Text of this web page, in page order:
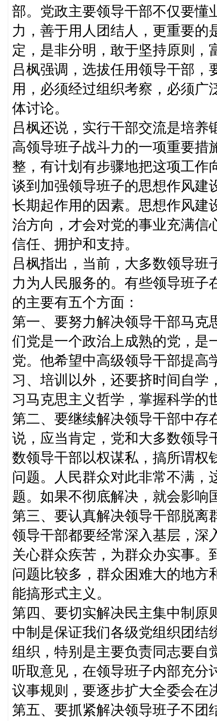
部。党政主要领导干部不仅要懂
力，善于用人团结人，更重要的
定，是非分明，敢于坚持原则，
吕枫强调，选拔任用领导干部
用，必须经过组织考察，必须广
体讨论。
吕枫还说，实行干部交流是培
高领导班子战斗力的一项重要措
整，有计划有步骤地把这项工作
谈到加强领导班子的思想作风建
长期起作用的因素。思想作风建
治方向，才会对党的事业充满信
信任、拥护和支持。
吕枫指出，当前，大多数领导
力为人民服务的。有些领导班子
的主要有五个方面：
第一、要努力解决领导干部马克
们党是一个政治上成熟的党，是
党。他希望中高级领导干部提高
习、培训以外，还要挤时间自学
习马克思主义哲学，掌握科学的
第二、要继续解决领导干部中存
说，应当肯定，党和大多数领导
数领导干部以权谋私，搞所谓权
问题。人民群众对此非常不满，
题。如果不彻底解决，就会影响
第三、要认真解决领导干部脱离
领导干部都要经常深入基层，深
关心群众疾苦，为群众办实事。
问题比较多，群众困难大的地方
能搞形式主义。
第四、要切实解决民主集中制原
中制是保证我们各级党组织团结
组织，特别是主要负责同志要自
听取意见，在领导班子内部充分
议事规则，要逐步扩大全委会在
第五、要抓紧解决领导班子不团